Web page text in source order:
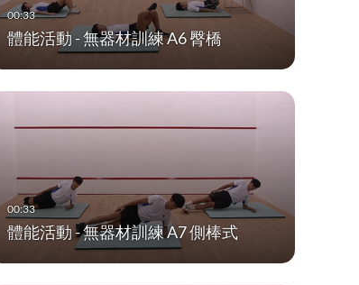
體能活動 - 無器材訓練 A6 臀橋
體能活動 - 無器材訓練 A7 側棒式